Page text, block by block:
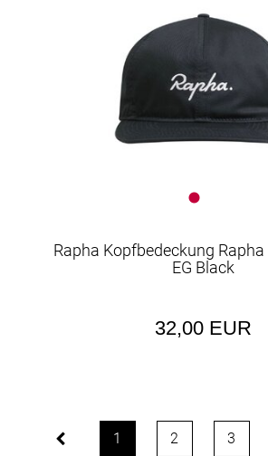
Rapha Kopfbedeckung
EG Black
32,00 EUR
1 2 3